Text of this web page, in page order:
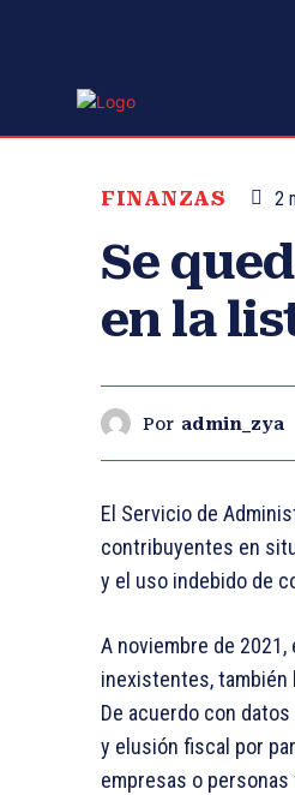
FINANZAS 2
Se
en la
Por admin_zya
El Servicio de
contribuyentes en
y el uso indebido de
A noviembre de
inexistentes,
De acuerdo con
y elusión fiscal por
empresas o